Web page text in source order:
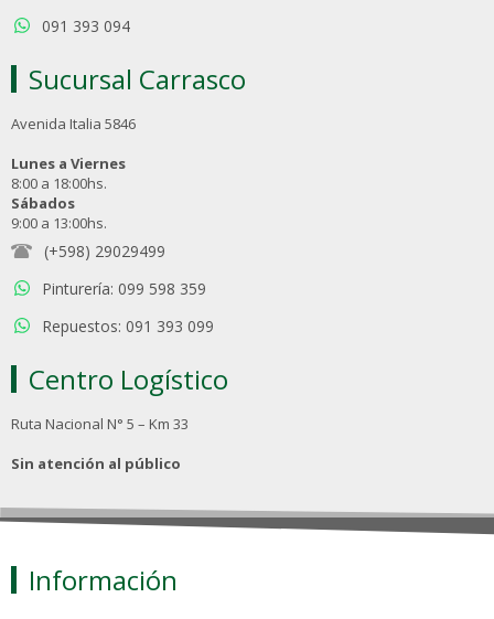
091 393 094
Sucursal Carrasco
Avenida Italia 5846
Lunes a Viernes
8:00 a 18:00hs.
Sábados
9:00 a 13:00hs.
(+598) 29029499
Pinturería: 099 598 359
Repuestos: 091 393 099
Centro Logístico
Ruta Nacional N° 5 – Km 33
Sin atención al público
Información